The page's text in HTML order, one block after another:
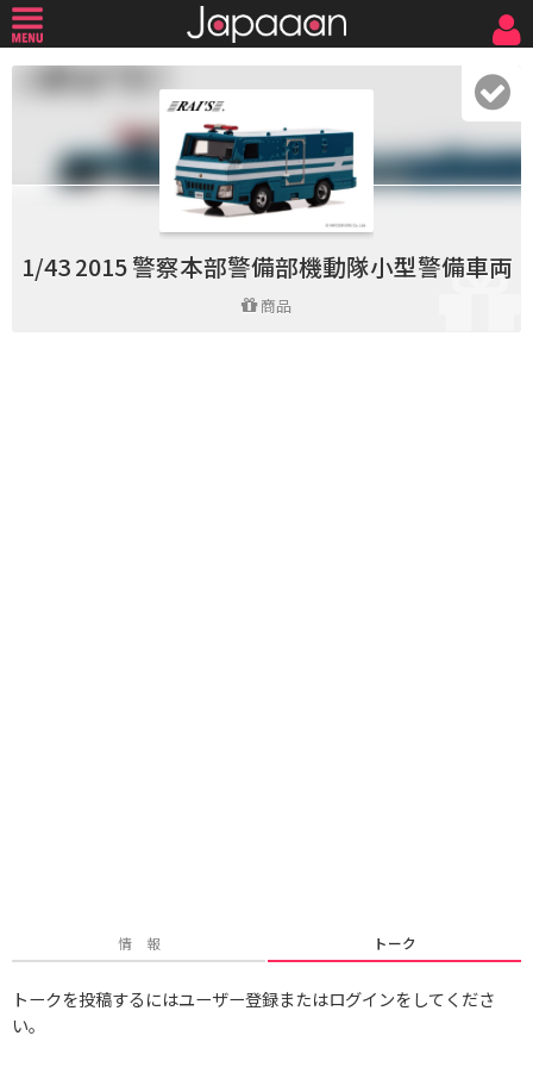
1/43 2015 警察本部警備部機動隊小型警備車両
商品
情 報 トーク
トークを投稿するにはユーザー登録またはログインをしてくださ
い。